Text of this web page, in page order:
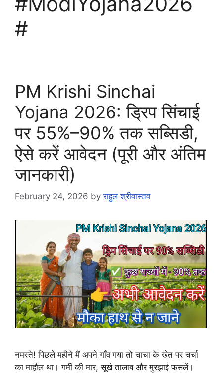
#
PM Krishi Sinchai
Yojana 2026: ड्रिप सिंचाई
पर 55%–90% तक सब्सिडी,
ऐसे करें आवेदन (पूरी और अंतिम
जानकारी)
February 24, 2026 byराहुल श्रीवास्तव
नमस्ते! पिछले महीने मैं अपने गाँव गया तो चाचा के खेत पर चर्चा
का माहौल था। गर्मी की मार, सूखे तालाब और मुरझाई फसलें।